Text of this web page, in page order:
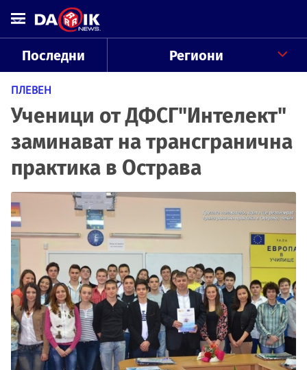
Последни Региони
ПЛЕВЕН
Ученици от ДФСГ"Интелект"
заминават на трансгранична
практика в Острава